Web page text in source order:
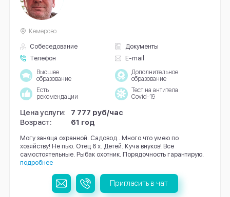
Собеседование
Документы
Телефон
E-mail
Кемерово
Высшее
образование
Дополнительное
образование
Есть
рекомендации
Тест на антитела
Covid-19
Цена услуги:
7 777 руб/час
Возраст:
61 год
Могу заняца охранной. Садовод.. Много что умею по
хозяйству! Не пью. Отец 6 х. Детей. Куча внуков! Все
самостоятельные. Рыбак охотник. Порядочность гарантирую.
подробнее
Пригласить в чат